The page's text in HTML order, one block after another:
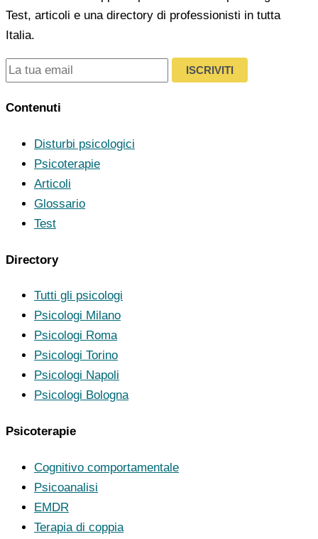
Test, articoli e una directory di professionisti in tutta
Italia.
ISCRIVITI
Contenuti
Disturbi psicologici
Psicoterapie
Articoli
Glossario
Test
Directory
Tutti gli psicologi
Psicologi Milano
Psicologi Roma
Psicologi Torino
Psicologi Napoli
Psicologi Bologna
Psicoterapie
Cognitivo comportamentale
Psicoanalisi
EMDR
Terapia di coppia